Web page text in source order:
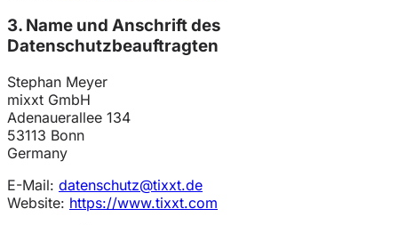
3. Name und Anschrift des
Datenschutzbeauftragten
Stephan Meyer
mixxt GmbH
Adenauerallee 134
53113 Bonn
Germany
E-Mail: datenschutz@tixxt.de
Website: https://www.tixxt.com